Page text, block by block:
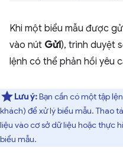
Khi một biểu mẫu được
vào nút Gửi), trình duyệt
lệnh có thể phản hồi yêu
Lưu ý:Bạn cần có một tập
khách) để xử lý biểu mẫu. Thao
liệu vào cơ sở dữ liệu hoặc thực
biểu mẫu.